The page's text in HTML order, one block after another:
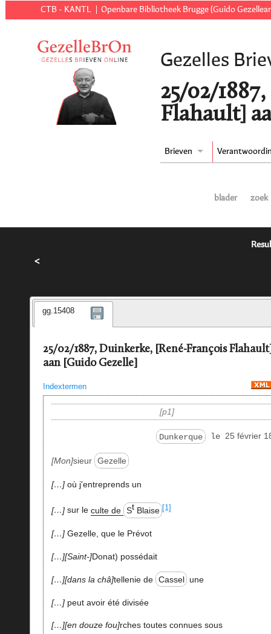
CTB - KANTL Openbare Bibliotheek Brugge (Guido
Gezelles
25/02/
Flahault]
Brieven
blader zoek
<
gg.15408
25/02/1887, Duinkerke, [René-François
aan [Guido Gezelle]
Indextermen
p1
Dunkerque le 25 février
Mon sieur Gezelle
… où j'entreprends un
… sur le culte de St Blaise [1]
… Gezelle, que le Prévot
… Saint- Donat) possédait
… dans la châ tellenie de Cassel une
… peut avoir été divisée
… en douze fou rches toutes connues sous